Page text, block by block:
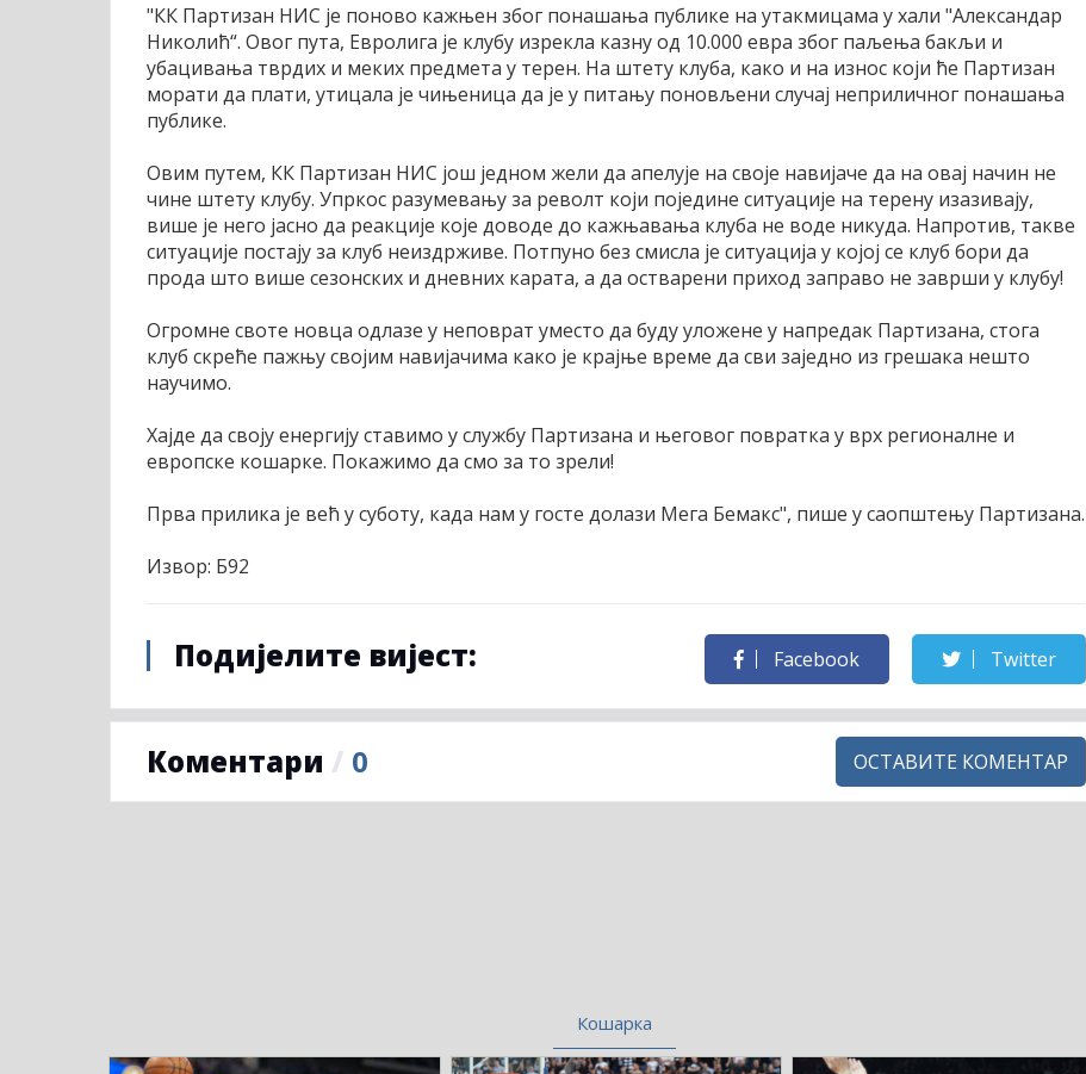
"КК Партизан НИС је поново кажњен због понашања публике на утакмицама у хали "Александар
Николић“. Овог пута, Евролига је клубу изрекла казну од 10.000 евра због паљења бакљи и
убацивања тврдих и меких предмета у терен. На штету клуба, како и на износ који ће Партизан
морати да плати, утицала је чињеница да је у питању поновљени случај неприличног понашања
публике.
Овим путем, КК Партизан НИС још једном жели да апелује на своје навијаче да на овај начин не
чине штету клубу. Упркос разумевању за револт који поједине ситуације на терену изазивају,
више је него јасно да реакције које доводе до кажњавања клуба не воде никуда. Напротив, такве
ситуације постају за клуб неиздрживе. Потпуно без смисла је ситуација у којој се клуб бори да
прода што више сезонских и дневних карата, а да остварени приход заправо не заврши у клубу!
Огромне своте новца одлазе у неповрат уместо да буду уложене у напредак Партизана, стога
клуб скреће пажњу својим навијачима како је крајње време да сви заједно из грешака нешто
научимо.
Хајде да своју енергију ставимо у службу Партизана и његовог повратка у врх регионалне и
европске кошарке. Покажимо да смо за то зрели!
Прва прилика је већ у суботу, када нам у госте долази Мега Бемакс", пише у саопштењу Партизана.
Извор: Б92
Подијелите вијест: Facebook Twitter
Коментари / 0 ОСТАВИТЕ КОМЕНТАР
Кошарка